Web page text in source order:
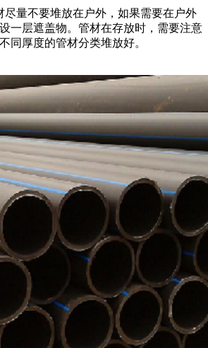
尽量不要堆放在户外，如果需要在户外
一层遮盖物。管材在存放时，需要注意
同厚度的管材分类堆放好。